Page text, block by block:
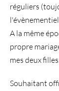
réguliers
A la même
propre
mes deux
Souhaitant